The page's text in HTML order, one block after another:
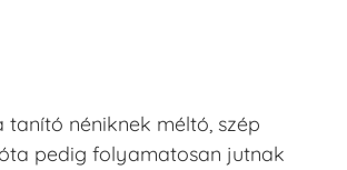
néniknek méltó, szép
pedig folyamatosan jutnak